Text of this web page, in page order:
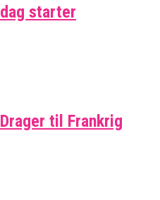
starter
til Frankrig